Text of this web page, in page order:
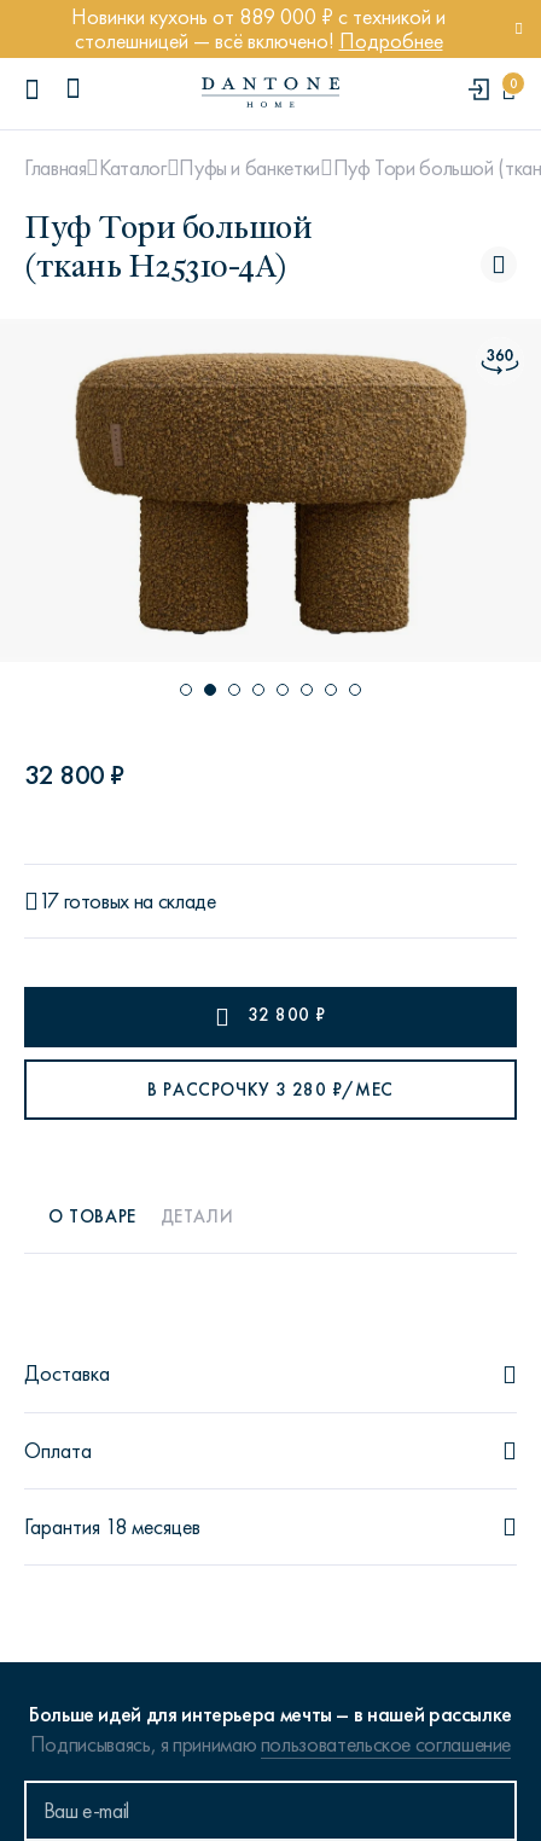
Новинки кухонь от 889 000 ₽ с техникой и
столешницей — всё включено! Подробнее
0
Диван Марсель
Кресло Энди
Кровать Ньюбери
Стул Престон
Главная Каталог Пуфы и банкетки Пуф Тори большой
Пуф Тори большой
(ткань H25310-4A)
32 800 ₽
17 готовых на складе
32 800 ₽
В РАССРОЧКУ 3 280 ₽/МЕС
О ТОВАРЕ ДЕТАЛИ
Доставка
Оплата
Гарантия 18 месяцев
Больше идей для интерьера мечты – в нашей рассылке
Подписываясь, я принимаюпользовательское соглашение